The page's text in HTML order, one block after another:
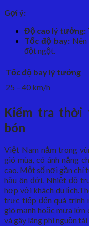
Gợi ý:
Độ cao lý tưởng:
Tốc độ bay:
đột ngột.
Tốc độ bay lý tưởng
25 – 40 km/h
Kiểm tra
bón
Việt Nam nằm trong
gió mùa, có ánh nắng
cao. Một số nơi gần chí
hậu ôn đới. Nhiệt độ
hợp với khách du
trực tiếp đến quá trình
gió mạnh hoặc mưa lớn
và gây lãng phí nguồn tài